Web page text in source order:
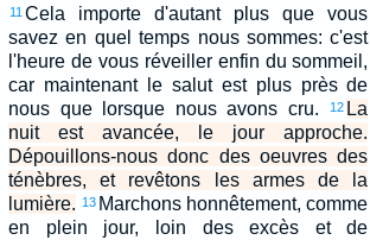
11 Cela importe d'autant plus que vous
savez en quel temps nous sommes: c'est
l'heure de vous réveiller enfin du sommeil,
car maintenant le salut est plus près de
nous que lorsque nous avons cru.
12 La
nuit est avancée, le jour approche.
Dépouillons-nous donc des oeuvres des
ténèbres, et revêtons les armes de la
lumière. 13 Marchons honnêtement, comme
en plein jour, loin des excès et de